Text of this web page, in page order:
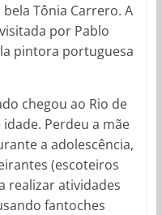
Tônia Carrero. A
por Pablo
pintora portuguesa
chegou ao Rio de
Perdeu a mãe
a adolescência,
(escoteiros
realizar atividades
fantoches